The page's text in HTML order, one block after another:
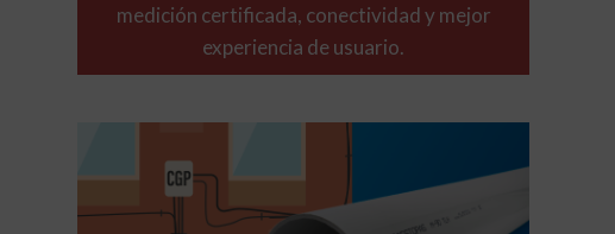
medición certificada, conectividad y mejor
experiencia de usuario.